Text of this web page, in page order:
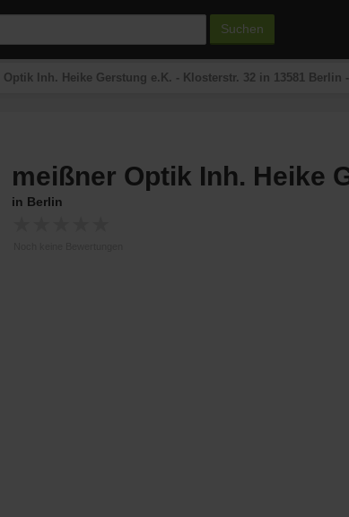
Suchen
Optik Inh. Heike Gerstung e.K. - Klosterstr. 32 in 13581 Berlin
meißner Optik Inh. Heike
in Berlin